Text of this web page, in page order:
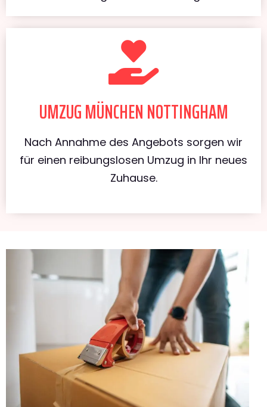
UMZUG MÜNCHEN NOTTINGHAM
Nach Annahme des Angebots sorgen wir
für einen reibungslosen Umzug in Ihr neues
Zuhause.